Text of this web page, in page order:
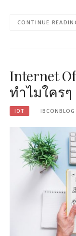
CONTINUE
Internet
ทำไมใคร
IOT IBCONBLOG